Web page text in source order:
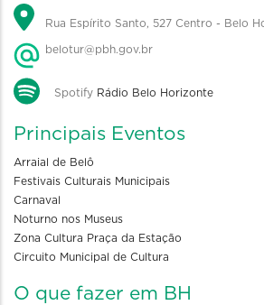
Rua Espírito Santo, 527 Centro - Belo
belotur@pbh.gov.br
Spotify Rádio Belo Horizonte
Principais Eventos
Arraial de Belô
Festivais Culturais Municipais
Carnaval
Noturno nos Museus
Zona Cultura Praça da Estação
Circuito Municipal de Cultura
O que fazer em BH